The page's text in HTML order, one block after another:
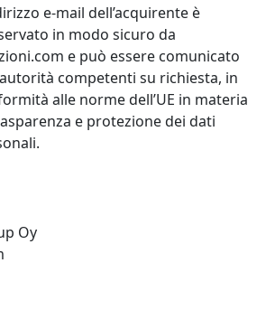
e-mail dell’acquirente è
in modo sicuro da
e può essere comunicato
competenti su richiesta, in
alle norme dell’UE in materia
e protezione dei dati
Oy